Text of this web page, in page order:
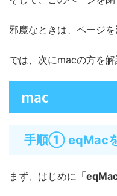
邪魔なときは、ページを
では、次にmacの方を解
mac
手順① eqMac
まず、はじめに 「eqMac